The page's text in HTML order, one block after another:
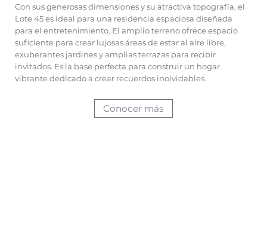
Con sus generosas dimensiones y su atractiva topografía, el
Lote 45 es ideal para una residencia espaciosa diseñada
para el entretenimiento. El amplio terreno ofrece espacio
suficiente para crear lujosas áreas de estar al aire libre,
exuberantes jardines y amplias terrazas para recibir
invitados. Es la base perfecta para construir un hogar
vibrante dedicado a crear recuerdos inolvidables.
Conocer más